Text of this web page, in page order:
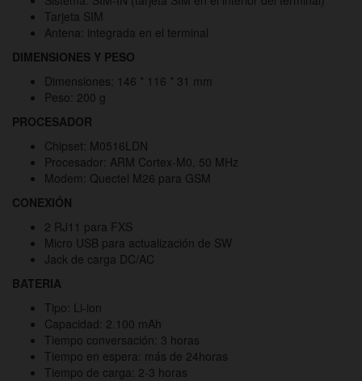
Tarjeta SIM
Antena: integrada en el terminal
DIMENSIONES Y PESO
Dimensiones: 146 * 116 * 31 mm
Peso: 200 g
PROCESADOR
Chipset: M0516LDN
Procesador: ARM Cortex-M0, 50 MHz
Modem: Quectel M26 para GSM
CONEXIÓN
2 RJ11 para FXS
Micro USB para actualización de SW
Jack de carga DC/AC
BATERIA
Tipo: Li-ion
Capacidad: 2.100 mAh
Tiempo conversación: 3 horas
Tiempo en espera: más de 24horas
Tiempo de carga: 2-3 horas